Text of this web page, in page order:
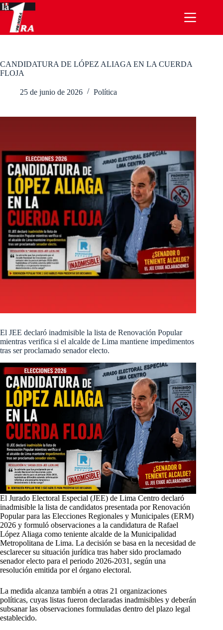
Saltar
al
contenido
CANDIDATURA DE LÓPEZ ALIAGA EN LA CUERDA
FLOJA
25 de junio de 2026 Política
El JEE declaró inadmisible la lista de Renovación Popular
mientras verifica si el alcalde de Lima mantiene impedimentos
tras ser proclamado senador electo.
El Jurado Electoral Especial (JEE) de Lima Centro declaró
inadmisible la lista de candidatos presentada por Renovación
Popular para las Elecciones Regionales y Municipales (ERM)
2026 y formuló observaciones a la candidatura de Rafael
López Aliaga como teniente alcalde de la Municipalidad
Metropolitana de Lima. La decisión se basa en la necesidad de
esclarecer su situación jurídica tras haber sido proclamado
senador electo para el periodo 2026-2031, según una
resolución emitida por el órgano electoral.
La medida alcanza también a otras 21 organizaciones
políticas, cuyas listas fueron declaradas inadmisibles y deberán
subsanar las observaciones formuladas dentro del plazo legal
establecido.